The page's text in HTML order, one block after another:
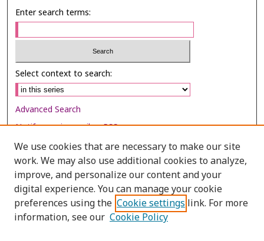
Enter search terms:
Select context to search:
Advanced Search
Notify me via email orRSS
Browse
Collections
Disciplines
Authors
We use cookies that are necessary to make our site
work. We may also use additional cookies to analyze,
improve, and personalize our content and your
digital experience. You can manage your cookie
preferences using the Cookie settings link. For more
information, see our Cookie Policy